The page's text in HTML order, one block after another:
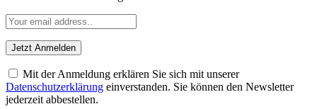
Mit der Anmeldung erklären Sie sich mit unserer
Datenschutzerklärung einverstanden. Sie können den Newsletter
jederzeit abbestellen.